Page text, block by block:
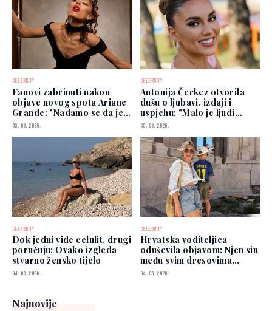
CELEBRITY
Fanovi zabrinuti nakon
objave novog spota Ariane
Grande: "Nadamo se da je
dobro"
03. 08. 2026.
CELEBRITY
Antonija Čerkez otvorila
dušu o ljubavi, izdaji i
uspjehu: "Malo je ljudi
kojima možete vjerovati"
05. 08. 2026.
CELEBRITY
Dok jedni vide celulit, drugi
poručuju: Ovako izgleda
stvarno žensko tijelo
04. 08. 2026.
CELEBRITY
Hrvatska voditeljica
oduševila objavom: Njen sin
među svim dresovima
izabrao Zmajeve
04. 08. 2026.
Najnovije